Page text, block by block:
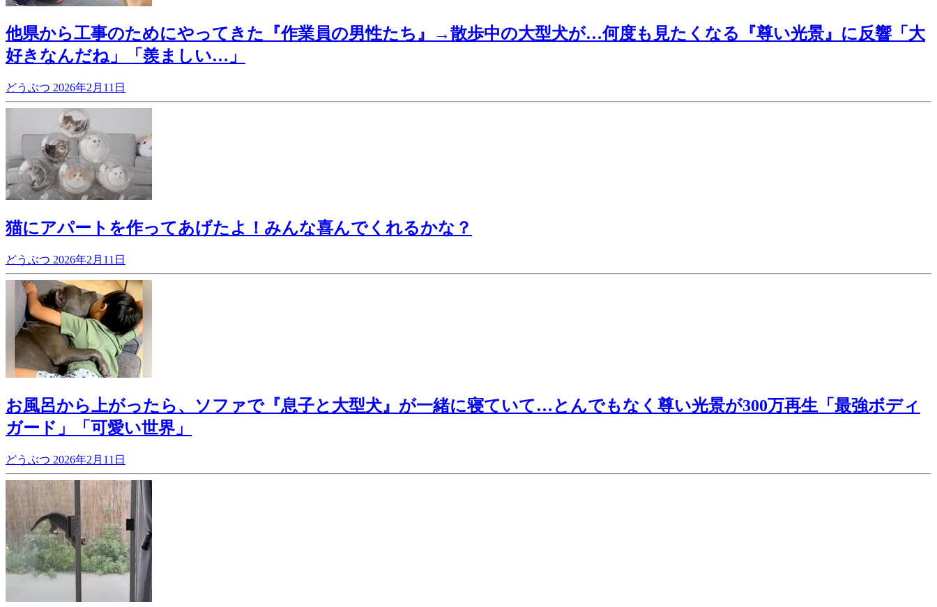
他県から工事のためにやってきた『作業員の男性たち』→散歩中の大型犬が…何度も見たくなる『尊い光景』に反響「大
好きなんだね」「羨ましい…」
どうぶつ 2026年2月11日
猫にアパートを作ってあげたよ！みんな喜んでくれるかな？
どうぶつ 2026年2月11日
お風呂から上がったら、ソファで『息子と大型犬』が一緒に寝ていて…とんでもなく尊い光景が300万再生「最強ボディ
ガード」「可愛い世界」
どうぶつ 2026年2月11日